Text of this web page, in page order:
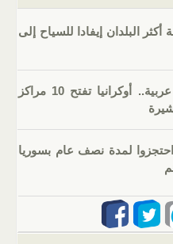
أكثر البلدان إيفادا للسياح إلى
منها 4 في دول عربية.. أوكرانيا تفتح 10 مراكز
احتجزوا لمدة نصف عام بسوريا